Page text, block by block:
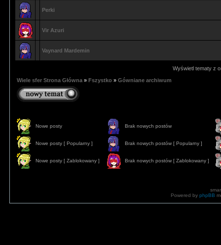
Perki
Vir Azuri
Vaynard Mardemin
Wyświetl tematy z
Wiele sfer Strona Główna » Fszystko » Gówniane archiwum
Nowe posty Brak nowych postów
Nowe posty [ Popularny ] Brak nowych postów [ Popularny ]
Nowe posty [ Zablokowany ] Brak nowych postów [ Zablokowany ]
Powered by phpBB